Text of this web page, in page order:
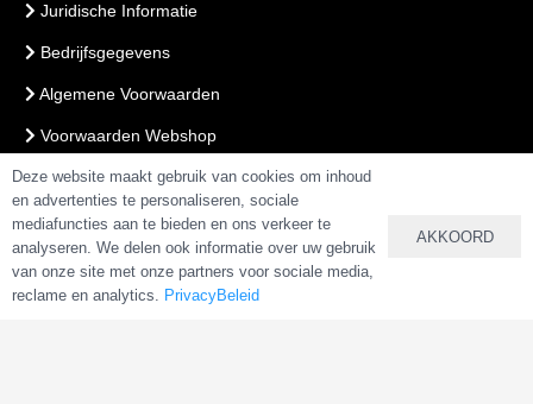
Juridische Informatie
Bedrijfsgegevens
Algemene Voorwaarden
Voorwaarden Webshop
PrivacyBeleid
VEILIG BETALEN & BESTELLEN
Deze website maakt gebruik van cookies om inhoud
en advertenties te personaliseren, sociale
mediafuncties aan te bieden en ons verkeer te
analyseren. We delen ook informatie over uw gebruik
van onze site met onze partners voor sociale media,
reclame en analytics. PrivacyBeleid
AKKOORD